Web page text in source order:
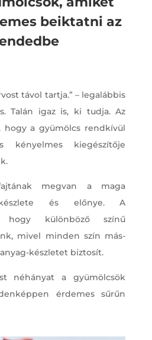
beiktatni az
távol tartja.” – legalábbis
Talán igaz is, ki tudja. Az
hogy a gyümölcs rendkívül
kényelmes kiegészítője
megvan a maga
és előnye. A
hogy különböző színű
mivel minden szín más-
készletet biztosít.
néhányat a gyümölcsök
érdemes sűrűn